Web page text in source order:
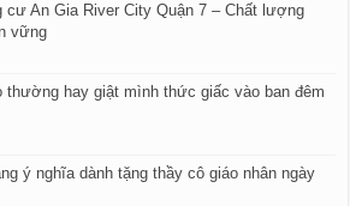
cư An Gia River City Quận 7 – Chất lượng
vững
thường hay giật mình thức giấc vào ban đêm
ý nghĩa dành tặng thầy cô giáo nhân ngày